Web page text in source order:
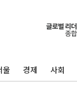
울 경제 사회